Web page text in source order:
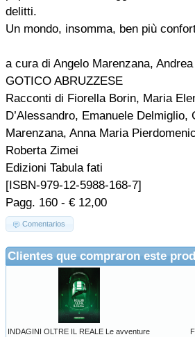
delitti.
Un mondo, insomma, ben più
a cura di Angelo Marenzana,
GOTICO ABRUZZESE
Racconti di Fiorella Borin, Maria
D’Alessandro, Emanuele
Marenzana, Anna Maria
Roberta Zimei
Edizioni Tabula fati
[ISBN-979-12-5988-168-7]
Pagg. 160 - € 12,00
Comentarios
Clientes que compraron este
INDAGINI OLTRE IL REALE Le avventure